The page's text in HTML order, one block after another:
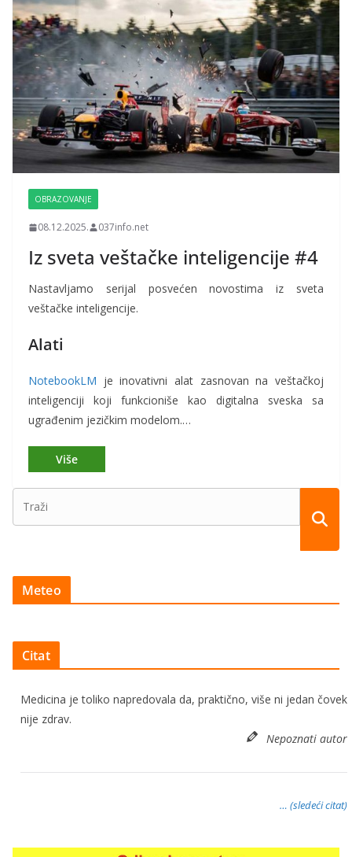
OBRAZOVANJE
08.12.2025. 037info.net
Iz sveta veštačke inteligencije #4
Nastavljamo serijal posvećen novostima iz sveta
veštačke inteligencije.
Alati
NotebookLM je inovativni alat zasnovan na veštačkoj
inteligenciji koji funkcioniše kao digitalna sveska sa
ugrađenim jezičkim modelom.…
Meteo
Citat
Medicina je toliko napredovala da, praktično, više ni jedan čovek
nije zdrav.
Nepoznati autor
… (sledeći citat)